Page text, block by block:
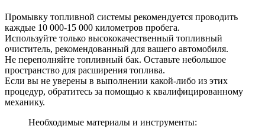
Промывку топливной системы рекомендуется проводить
каждые 10 000-15 000 километров пробега.
Используйте только высококачественный топливный
очиститель, рекомендованный для вашего автомобиля.
Не переполняйте топливный бак. Оставьте небольшое
пространство для расширения топлива.
Если вы не уверены в выполнении какой-либо из этих
процедур, обратитесь за помощью к квалифицированному
механику.
Необходимые материалы и инструменты: